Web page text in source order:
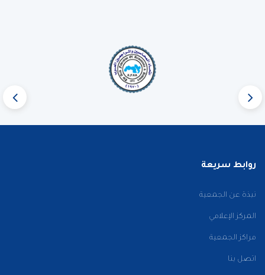
روابط سريعة
نبذة عن الجمعية
المركز الإعلامي
مراكز الجمعية
اتصل بنا